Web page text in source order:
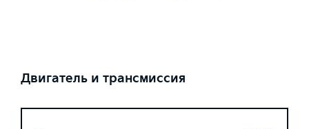
Двигатель и трансмиссия